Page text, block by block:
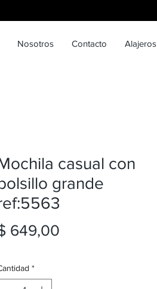
Nosotros Contacto Alajeros
casual con
grande
649,00
*